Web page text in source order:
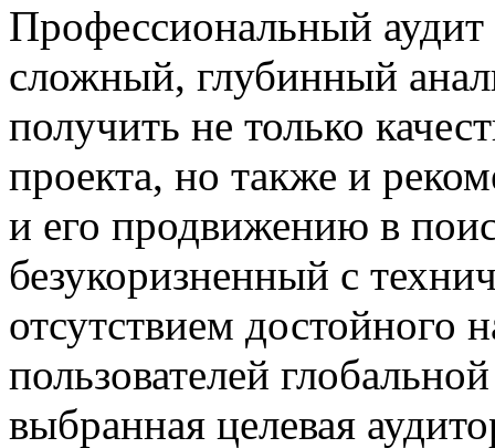
Профессиональный аудит
сложный, глубинный
получить не только
проекта, но также и
и его продвижению в
безукоризненный с
отсутствием достойного
пользователей
выбранная целевая